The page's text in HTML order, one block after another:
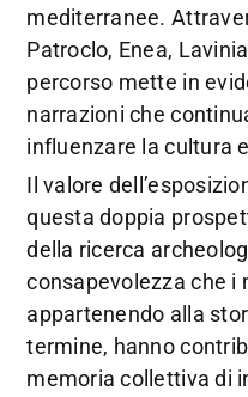
mediterranee.
Patroclo, Enea,
percorso mette in
narrazioni che
influenzare la cultura
Il valore
questa doppia
della ricerca
consapevolezza che i
appartenendo alla
termine, hanno
memoria collettiva di